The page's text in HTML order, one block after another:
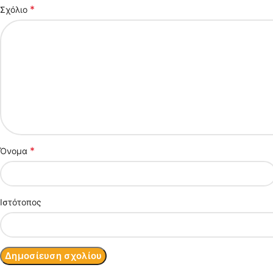
Σχόλιο *
Όνομα *
Ιστότοπος